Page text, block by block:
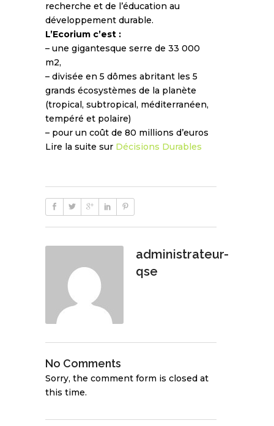
recherche et de l’éducation au
développement durable.
L’Ecorium c’est :
– une gigantesque serre de 33 000
m2,
– divisée en 5 dômes abritant les 5
grands écosystèmes de la planète
(tropical, subtropical, méditerranéen,
tempéré et polaire)
– pour un coût de 80 millions d’euros
Lire la suite sur Décisions Durables
administrateur-
qse
No Comments
Sorry, the comment form is closed at
this time.